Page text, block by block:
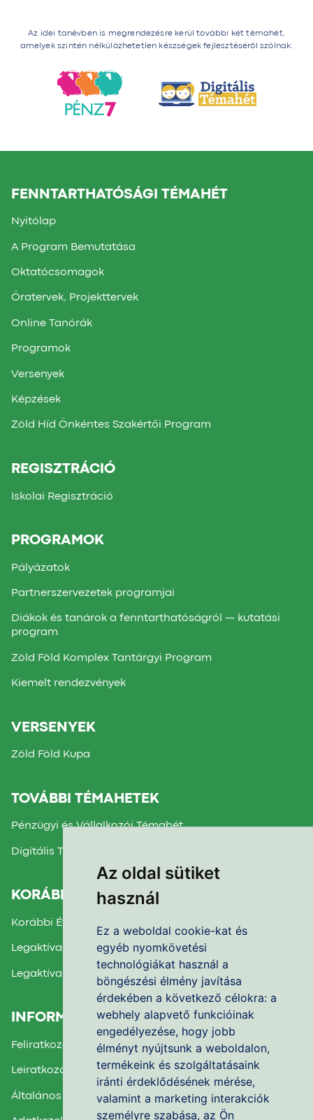
Az oldal sütiket
használ
Ez a weboldal cookie-kat és
egyéb nyomkövetési
technológiákat használ a
böngészési élmény javítása
érdekében a következő célokra: a
webhely alapvető funkcióinak
engedélyezése, hogy jobb
élményt nyújtsunk a weboldalon,
termékeink és szolgáltatásaink
iránti érdeklődésének mérése,
valamint a marketing interakciók
személyre szabása, az Ön
Az idei tanévben is megrendezésre kerül további két témahét,
amelyek szintén nélkülözhetetlen készségek fejlesztéséről szólnak:
FENNTARTHATÓSÁGI TÉMAHÉT
Nyitólap
A Program Bemutatása
Oktatócsomagok
Óratervek, Projekttervek
Online Tanórák
Programok
Versenyek
Képzések
Zöld Híd Önkéntes Szakértői Program
REGISZTRÁCIÓ
Iskolai Regisztráció
PROGRAMOK
Pályázatok
Partnerszervezetek programjai
Diákok és tanárok a fenntarthatóságról — kutatási
program
Zöld Föld Komplex Tantárgyi Program
Kiemelt rendezvények
VERSENYEK
Zöld Föld Kupa
TOVÁBBI TÉMAHETEK
Pénzügyi és Vállalkozói Témahét
Digitális Témahét
KORÁBBI TÉMAHETEK
Korábbi Évek Beszámolói
Legaktívabb Iskola díj 2025.
Legaktívabb Iskola díj 2024.
INFORMÁCIÓK
Feliratkozás a Hírlevélre
Leiratkozás a Hírlevélről
Általános Felhasználási Feltételek